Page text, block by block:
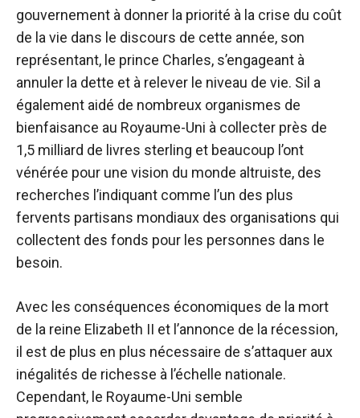
gouvernement à donner la priorité à la crise du coût
de la vie dans le discours de cette année, son
représentant, le prince Charles, s’engageant à
annuler la dette et à relever le niveau de vie. Sil a
également aidé de nombreux organismes de
bienfaisance au Royaume-Uni à collecter près de
1,5 milliard de livres sterling et beaucoup l’ont
vénérée pour une vision du monde altruiste, des
recherches l’indiquant comme l’un des plus
fervents partisans mondiaux des organisations qui
collectent des fonds pour les personnes dans le
besoin.
Avec les conséquences économiques de la mort
de la reine Elizabeth II et l’annonce de la récession,
il est de plus en plus nécessaire de s’attaquer aux
inégalités de richesse à l’échelle nationale.
Cependant, le Royaume-Uni semble